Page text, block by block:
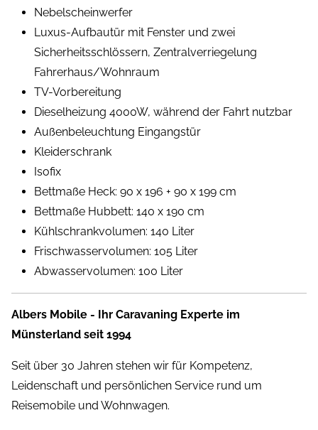
Nebelscheinwerfer
Luxus-Aufbautür mit Fenster und zwei
Sicherheitsschlössern, Zentralverriegelung
Fahrerhaus/Wohnraum
TV-Vorbereitung
Dieselheizung 4000W, während der Fahrt nutzbar
Außenbeleuchtung Eingangstür
Kleiderschrank
Isofix
Bettmaße Heck: 90 x 196 + 90 x 199 cm
Bettmaße Hubbett: 140 x 190 cm
Kühlschrankvolumen: 140 Liter
Frischwasservolumen: 105 Liter
Abwasservolumen: 100 Liter
Albers Mobile - Ihr Caravaning Experte im
Münsterland seit 1994
Seit über 30 Jahren stehen wir für Kompetenz,
Leidenschaft und persönlichen Service rund um
Reisemobile und Wohnwagen.